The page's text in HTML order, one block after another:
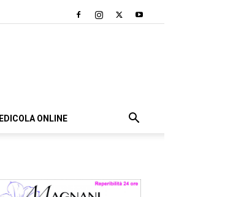
EDICOLA ONLINE